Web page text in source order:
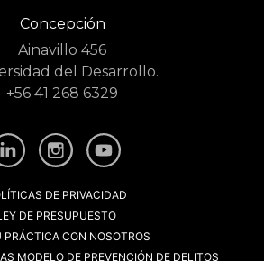
Concepción
Ainavillo 456
del Desarrollo.
+56 41 268 6329
DE PRIVACIDAD
DE PRESUPUESTO
PRÁCTICA CON NOSOTROS
MODELO DE PREVENCIÓN DE DELITOS